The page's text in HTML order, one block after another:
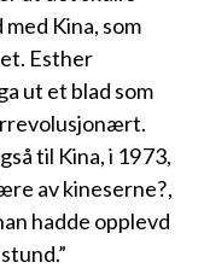
Kina, som
Esther
ut et blad som
til Kina, i 1973,
av kineserne?,
hadde opplevd